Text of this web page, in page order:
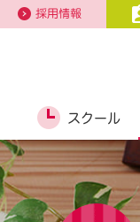
採用情報
スクール